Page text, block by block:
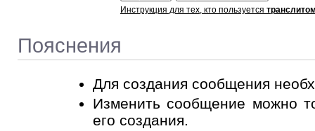
Инструкция для тех, кто пользуется
Пояснения
Для создания сообщения
Изменить сообщение можно
его создания.